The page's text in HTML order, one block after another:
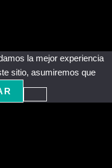
la mejor experiencia
sitio, asumiremos que